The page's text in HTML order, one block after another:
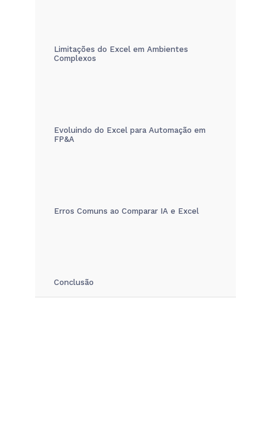
Limitações do Excel em Ambientes
Complexos
Evoluindo do Excel para Automação em
FP&A
Erros Comuns ao Comparar IA e Excel
Conclusão